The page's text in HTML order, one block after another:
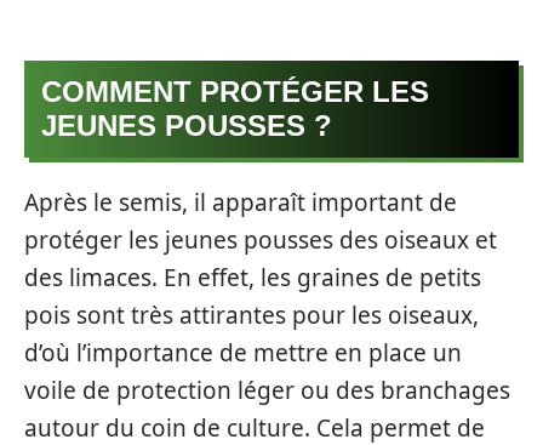
COMMENT PROTÉGER LES
JEUNES POUSSES ?
Après le semis, il apparaît important de
protéger les jeunes pousses des oiseaux et
des limaces. En effet, les graines de petits
pois sont très attirantes pour les oiseaux,
d’où l’importance de mettre en place un
voile de protection léger ou des branchages
autour du coin de culture. Cela permet de